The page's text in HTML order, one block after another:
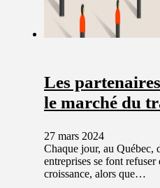
Les
le marché du
27 mars 2024
Chaque jour, au Québec,
entreprises se font refuser
croissance, alors que…